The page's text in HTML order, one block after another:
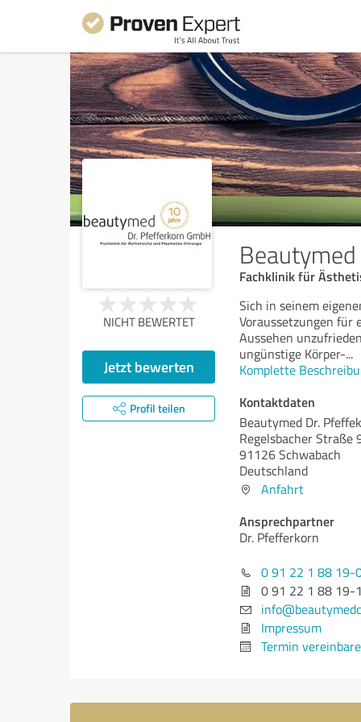
Fachklinik für
NICHT BEWERTET
Jetzt bewerten
Profil teilen
Sich in seinem
Voraussetzungen für
Aussehen
ungünstige Körper-...
Komplette
Kontaktdaten
Beautymed Dr.
Regelsbacher Straße
91126 Schwabach
Deutschland
Anfahrt
Ansprechpartner
Dr. Pfefferkorn
0 91 22 1 88 19-
0 91 22 1 88 19-
Impressum
Termin